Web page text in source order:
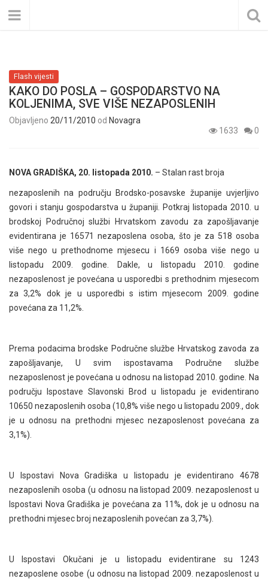
Flash vijesti
KAKO DO POSLA – GOSPODARSTVO NA
KOLJENIMA, SVE VIŠE NEZAPOSLENIH
Objavljeno 20/11/2010 od Novagra
1633
0
NOVA GRADIŠKA, 20. listopada 2010. – Stalan rast broja
nezaposlenih na području Brodsko-posavske županije uvjerljivo
govori i stanju gospodarstva u županiji. Potkraj listopada 2010. u
brodskoj Područnoj službi Hrvatskom zavodu za zapošljavanje
evidentirana je 16571 nezaposlena osoba, što je za 518 osoba
više nego u prethodnome mjesecu i 1669 osoba više nego u
listopadu 2009. godine. Dakle, u listopadu 2010. godine
nezaposlenost je povećana u usporedbi s prethodnim mjesecom
za 3,2% dok je u usporedbi s istim mjesecom 2009. godine
povećana za 11,2%.
Prema podacima brodske Područne službe Hrvatskog zavoda za
zapošljavanje, U svim ispostavama Područne službe
nezaposlenost je povećana u odnosu na listopad 2010. godine. Na
području Ispostave Slavonski Brod u listopadu je evidentirano
10650 nezaposlenih osoba (10,8% više nego u listopadu 2009., dok
je u odnosu na prethodni mjesec nezaposlenost povećana za
3,1%).
U Ispostavi Nova Gradiška u listopadu je evidentirano 4678
nezaposlenih osoba (u odnosu na listopad 2009. nezaposlenost u
Ispostavi Nova Gradiška je povećana za 11%, dok je u odnosu na
prethodni mjesec broj nezaposlenih povećan za 3,7%).
U Ispostavi Okučani je u listopadu evidentirane su 1243
nezaposlene osobe (u odnosu na listopad 2009. nezaposlenost u